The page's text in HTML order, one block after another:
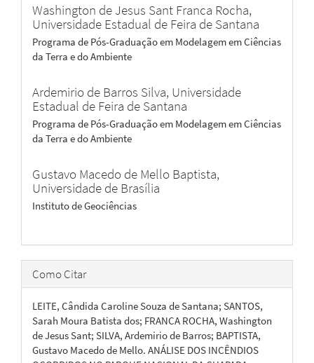
Washington de Jesus Sant Franca Rocha,
Universidade Estadual de Feira de Santana
Programa de Pós-Graduação em Modelagem em Ciências
da Terra e do Ambiente
Ardemirio de Barros Silva, Universidade
Estadual de Feira de Santana
Programa de Pós-Graduação em Modelagem em Ciências
da Terra e do Ambiente
Gustavo Macedo de Mello Baptista,
Universidade de Brasília
Instituto de Geociências
Como Citar
LEITE, Cândida Caroline Souza de Santana; SANTOS,
Sarah Moura Batista dos; FRANCA ROCHA, Washington
de Jesus Sant; SILVA, Ardemirio de Barros; BAPTISTA,
Gustavo Macedo de Mello. ANÁLISE DOS INCÊNDIOS